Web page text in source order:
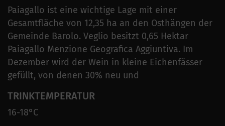
Paiagallo ist eine wichtige Lage mit einer
Gesamtfläche von 12,35 ha an den Osthängen der
Gemeinde Barolo. Veglio besitzt 0,65 Hektar
Paiagallo Menzione Geografica Aggiuntiva. Im
Dezember wird der Wein in kleine Eichenfässer
gefüllt, von denen 30% neu und
TRINKTEMPERATUR
16-18°C